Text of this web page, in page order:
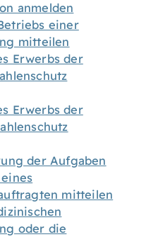
anmelden
einer
mitteilen
Erwerbs der
Erwerbs der
der Aufgaben
mitteilen
oder die